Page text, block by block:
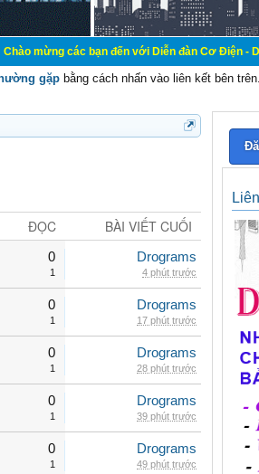
các bạn đến với Diễn đàn Cơ Điện - Diễn đàn
gặp bằng cách nhấn vào liên kết bên
ĐỌC BÀI VIẾT CUỐI
0
1
Drograms
4 phút trước
0
1
Drograms
17 phút trước
0
1
Drograms
28 phút trước
0
1
Drograms
39 phút trước
0
1
Drograms
49 phút trước